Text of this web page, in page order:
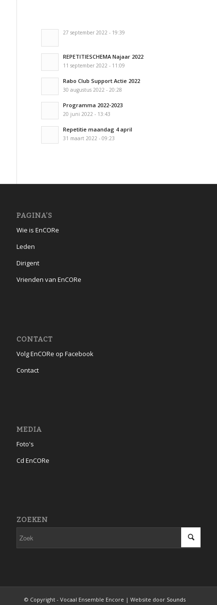
27 september 2022 - 19:39
REPETITIESCHEMA Najaar 2022
11 september 2022 - 11:09
Rabo Club Support Actie 2022
30 augustus 2022 - 20:28
Programma 2022-2023
20 juni 2022 - 13:43
Repetitie maandag 4 april
31 maart 2022 - 09:23
PAGINA’S
Wie is EnCORe
Leden
Dirigent
Vrienden van EnCORe
CONTACT
Volg EnCORe op Facebook
Contact
MEDIA
Foto's
Cd EnCORe
ZOEKEN
© Copyright - Vocaal Ensemble Encore | Website door Sounds